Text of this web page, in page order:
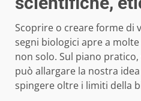
Scoprire o creare forme di
segni biologici apre a
non solo. Sul piano
può allargare la nostra idea
spingere oltre i limiti della